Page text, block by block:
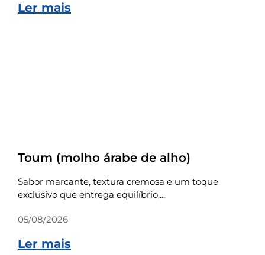
Ler mais
Toum (molho árabe de alho)
Sabor marcante, textura cremosa e um toque
exclusivo que entrega equilíbrio,...
05/08/2026
Ler mais